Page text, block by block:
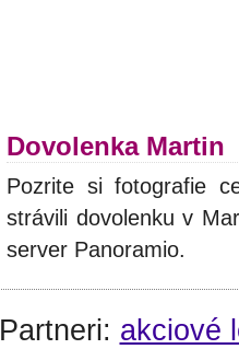
Dovolenka Martin
Pozrite si fotografie
strávili dovolenku v
server Panoramio.
Partneri: akciové